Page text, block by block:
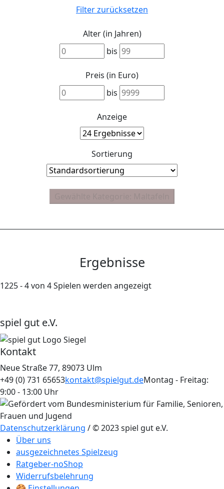
Filter zurücksetzen
Alter (in Jahren)
bis
Preis (in Euro)
bis
Anzeige
Sortierung
Ergebnisse
1225 - 4 von 4 Spielen werden angezeigt
spiel gut e.V.
Kontakt
Neue Straße 77, 89073 Ulm
+49 (0) 731 65653kontakt@spielgut.deMontag - Freitag:
9:00 - 13:00 Uhr
Datenschutzerklärung / © 2023 spiel gut e.V.
Über uns
ausgezeichnetes Spielzeug
Ratgeber-noShop
Widerrufsbelehrung